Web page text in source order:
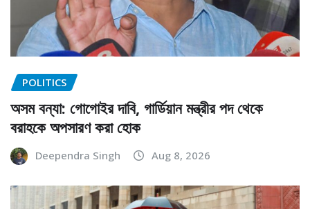
POLITICS
অসম বন্যা: গোগোইর দাবি, গার্ডিয়ান মন্ত্রীর পদ থেকে
বরাহকে অপসারণ করা হোক
Deependra Singh Aug 8, 2026